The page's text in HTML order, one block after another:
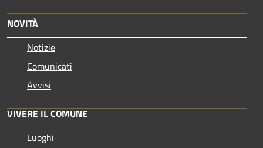
NOVITÀ
Notizie
Comunicati
Avvisi
VIVERE IL COMUNE
Luoghi